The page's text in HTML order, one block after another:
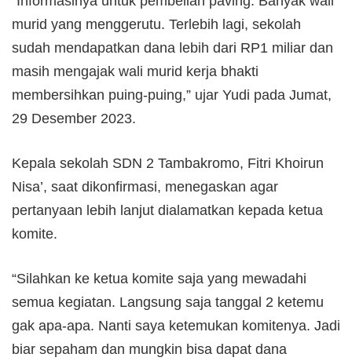
murid yang menggerutu. Terlebih lagi, sekolah
sudah mendapatkan dana lebih dari RP1 miliar dan
masih mengajak wali murid kerja bhakti
membersihkan puing-puing,” ujar Yudi pada Jumat,
29 Desember 2023.
Kepala sekolah SDN 2 Tambakromo, Fitri Khoirun
Nisa’, saat dikonfirmasi, menegaskan agar
pertanyaan lebih lanjut dialamatkan kepada ketua
komite.
“Silahkan ke ketua komite saja yang mewadahi
semua kegiatan. Langsung saja tanggal 2 ketemu
gak apa-apa. Nanti saya ketemukan komitenya. Jadi
biar sepaham dan mungkin bisa dapat dana